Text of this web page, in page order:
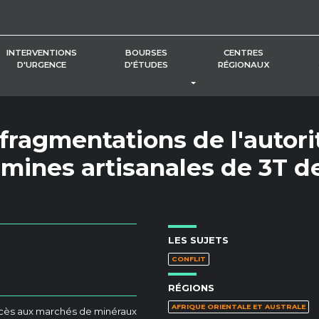
INTERVENTIONS
D'URGENCE
BOURSES
D’ÉTUDES
CENTRES
RÉGIONAUX
BASCULER LE MENU
de
artisanales de 3T
aux marchés de minéraux
LES SUJETS
CONFLIT
RÉGIONS
AFRIQUE ORIENTALE ET AUSTRALE